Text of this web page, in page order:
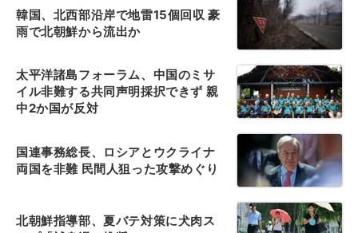
韓国、北西部沿岸で地雷15個回収 豪
雨で北朝鮮から流出か
太平洋諸島フォーラム、中国のミサ
イル非難する共同声明採択できず 親
中2か国が反対
国連事務総長、ロシアとウクライナ
両国を非難 民間人狙った攻撃めぐり
北朝鮮指導部、夏バテ対策に犬肉ス